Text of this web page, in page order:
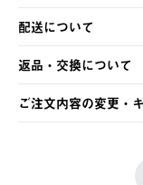
以下のいずれかの方
・クレジットカード決
・コンビニ決済
・Pay-easy決済
配送について
【発送スケジュール】
ご注文・ご入金完了
土日祝の発送はござ
の発送となる場合が
返品・交換について
※お客様都合の場合
お客様都合の返品に
ご注文内容の変更・
LOGOS FAMILY会